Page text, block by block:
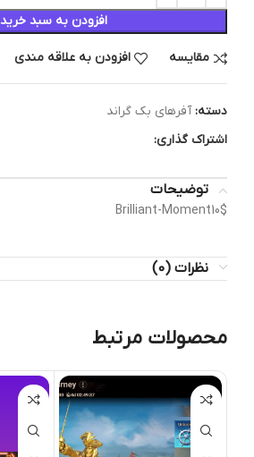
افزودن به سبد خرید
مقایسه افزودن به علاقه مندی
دسته: آفرهای بک گراند
اشتراک گذاری:
توضیحات
Brilliant-Moment10$
نظرات (0)
محصولات مرتبط